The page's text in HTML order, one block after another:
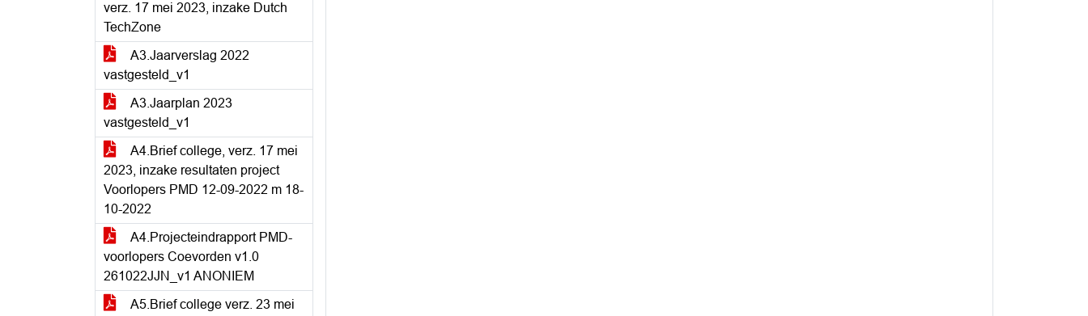
verz. 17 mei 2023, inzake Dutch
TechZone
A3.Jaarverslag 2022
vastgesteld_v1
A3.Jaarplan 2023
vastgesteld_v1
A4.Brief college, verz. 17 mei
2023, inzake resultaten project
Voorlopers PMD 12-09-2022 m 18-
10-2022
A4.Projecteindrapport PMD-
voorlopers Coevorden v1.0
261022JJN_v1 ANONIEM
A5.Brief college verz. 23 mei